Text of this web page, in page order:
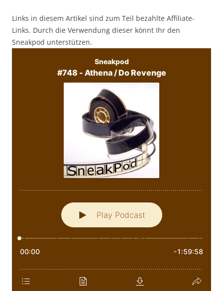
Links in diesem Artikel sind zum Teil bezahlte Affiliate-
Links. Durch die Verwendung dieser könnt Ihr den
Sneakpod unterstützen.